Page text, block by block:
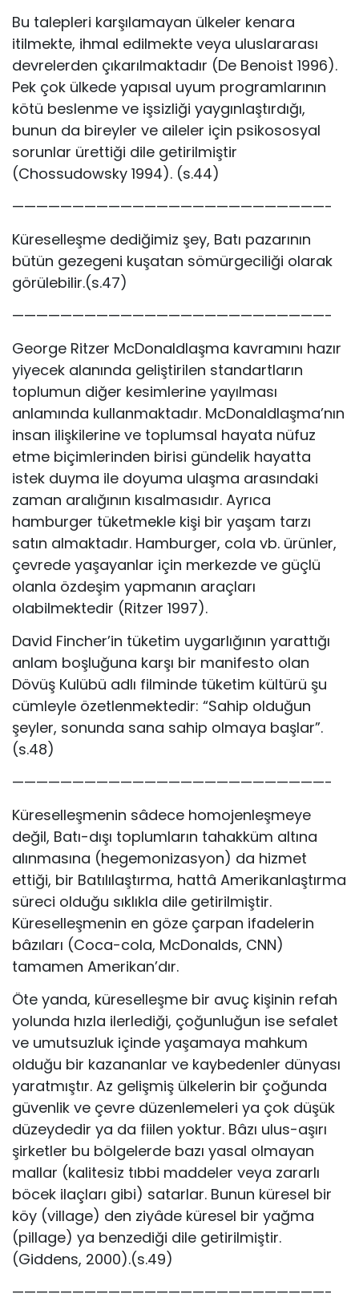
Bu talepleri karşılamayan ülkeler kenara
itilmekte, ihmal edilmekte veya uluslararası
devrelerden çıkarılmaktadır (De Benoist 1996).
Pek çok ülkede yapısal uyum programlarının
kötü beslenme ve işsizliği yaygınlaştırdığı,
bunun da bireyler ve aileler için psikososyal
sorunlar ürettiği dile getirilmiştir
(Chossudowsky 1994). (s.44)
——————————————————————————-
Küreselleşme dediğimiz şey, Batı pazarının
bütün gezegeni kuşatan sömürgeciliği olarak
görülebilir.(s.47)
——————————————————————————-
George Ritzer McDonaldlaşma kavramını hazır
yiyecek alanında geliştirilen standartların
toplumun diğer kesimlerine yayılması
anlamında kullanmaktadır. McDonaldlaşma’nın
insan ilişkilerine ve toplumsal hayata nüfuz
etme biçimlerinden birisi gündelik hayatta
istek duyma ile doyuma ulaşma arasındaki
zaman aralığının kısalmasıdır. Ayrıca
hamburger tüketmekle kişi bir yaşam tarzı
satın almaktadır. Hamburger, cola vb. ürünler,
çevrede yaşayanlar için merkezde ve güçlü
olanla özdeşim yapmanın araçları
olabilmektedir (Ritzer 1997).
David Fincher’in tüketim uygarlığının yarattığı
anlam boşluğuna karşı bir manifesto olan
Dövüş Kulübü adlı filminde tüketim kültürü şu
cümleyle özetlenmektedir: “Sahip olduğun
şeyler, sonunda sana sahip olmaya başlar”.
(s.48)
——————————————————————————-
Küreselleşmenin sâdece homojenleşmeye
değil, Batı-dışı toplumların tahakküm altına
alınmasına (hegemonizasyon) da hizmet
ettiği, bir Batılılaştırma, hattâ Amerikanlaştırma
süreci olduğu sıklıkla dile getirilmiştir.
Küreselleşmenin en göze çarpan ifadelerin
bâzıları (Coca-cola, McDonalds, CNN)
tamamen Amerikan’dır.
Öte yanda, küreselleşme bir avuç kişinin refah
yolunda hızla ilerlediği, çoğunluğun ise sefalet
ve umutsuzluk içinde yaşamaya mahkum
olduğu bir kazananlar ve kaybedenler dünyası
yaratmıştır. Az gelişmiş ülkelerin bir çoğunda
güvenlik ve çevre düzenlemeleri ya çok düşük
düzeydedir ya da fiilen yoktur. Bâzı ulus-aşırı
şirketler bu bölgelerde bazı yasal olmayan
mallar (kalitesiz tıbbi maddeler veya zararlı
böcek ilaçları gibi) satarlar. Bunun küresel bir
köy (village) den ziyâde küresel bir yağma
(pillage) ya benzediği dile getirilmiştir.
(Giddens, 2000).(s.49)
——————————————————————————-